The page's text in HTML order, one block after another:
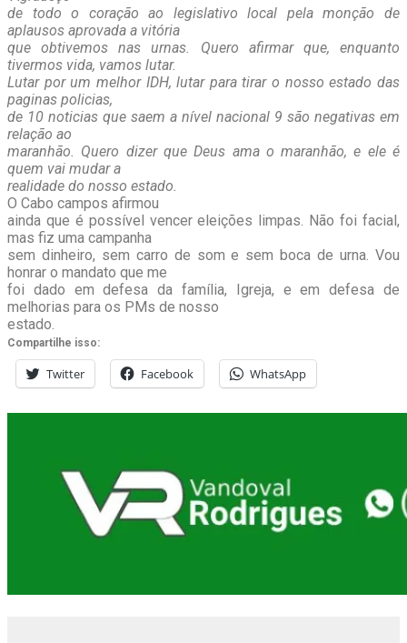
de todo o coração ao legislativo local pela monção de
aplausos aprovada a vitória
que obtivemos nas urnas. Quero afirmar que, enquanto
tivermos vida, vamos lutar.
Lutar por um melhor IDH, lutar para tirar o nosso estado das
paginas policias,
de 10 noticias que saem a nível nacional 9 são negativas em
relação ao
maranhão. Quero dizer que Deus ama o maranhão, e ele é
quem vai mudar a
realidade do nosso estado.
O Cabo campos afirmou
ainda que é possível vencer eleições limpas. Não foi facial,
mas fiz uma campanha
sem dinheiro, sem carro de som e sem boca de urna. Vou
honrar o mandato que me
foi dado em defesa da família, Igreja, e em defesa de
melhorias para os PMs de nosso
estado.
Compartilhe isso:
Twitter Facebook WhatsApp